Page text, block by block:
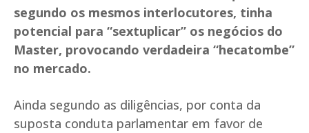
segundo os mesmos interlocutores, tinha
potencial para “sextuplicar” os negócios do
Master, provocando verdadeira “hecatombe”
no mercado.
Ainda segundo as diligências, por conta da
suposta conduta parlamentar em favor de